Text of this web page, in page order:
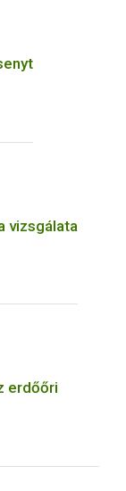
vizsgálata
erdőőri